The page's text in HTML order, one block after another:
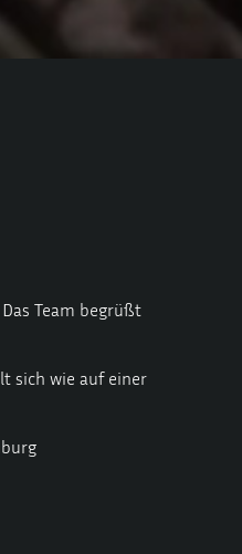
Team begrüßt
sich wie auf einer